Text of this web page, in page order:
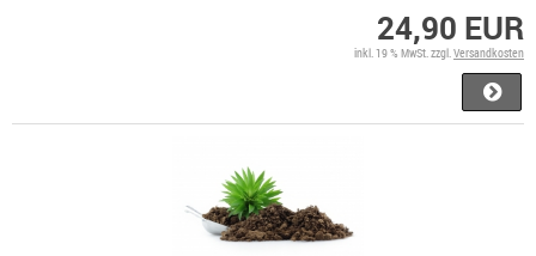
24,90 EUR
inkl. 19 % MwSt. zzgl.Versandkosten